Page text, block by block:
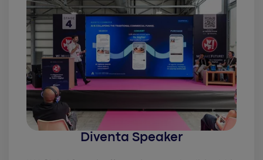
Diventa Speaker